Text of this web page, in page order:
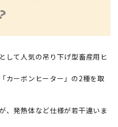
して人気の吊り下げ型畜産用ヒ
カーボンヒーター」の2種を取
、発熱体など仕様が若干違いま